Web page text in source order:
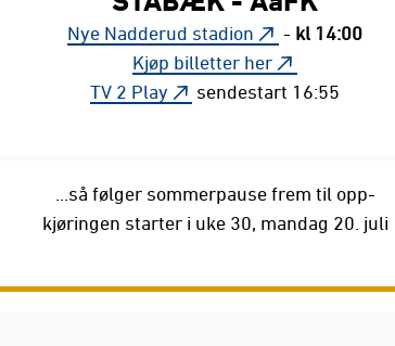
Nye Nadderud stadion - kl 14:00
Kjøp billetter her
TV 2 Play
sendestart 16:55
...så følger sommerpause frem til opp-
kjøringen starter i uke 30, mandag 20. juli